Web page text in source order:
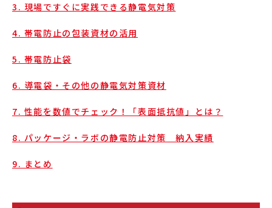
3. 現場ですぐに実践できる静電気対策
4. 帯電防止の包装資材の活用
5. 帯電防止袋
6. 導電袋・その他の静電気対策資材
7. 性能を数値でチェック！「表面抵抗値」とは？
8. パッケージ・ラボの静電防止対策 納入実績
9. まとめ